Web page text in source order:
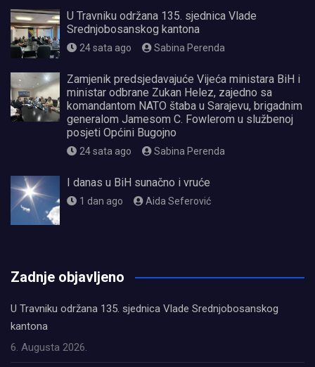
U Travniku održana 135. sjednica Vlade
Srednjobosanskog kantona
24 sata ago Sabina Perenda
Zamjenik predsjedavajuće Vijeća ministara BiH i
ministar odbrane Zukan Helez, zajedno sa
komandantom NATO štaba u Sarajevu, brigadnim
generalom Jamesom C. Fowlerom u službenoj
posjeti Općini Bugojno
24 sata ago Sabina Perenda
I danas u BiH sunačno i vruće
1 dan ago Aida Seferović
Zadnje objavljeno
U Travniku održana 135. sjednica Vlade Srednjobosanskog
kantona
6. Augusta 2026.